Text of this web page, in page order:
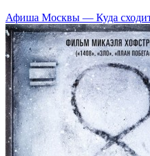
Афиша Москвы — Куда